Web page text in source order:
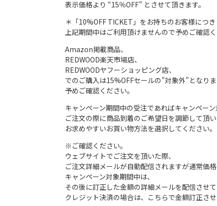
表示価格より “15％OFF” とさせて頂きます。
＊「10%OFF TICKET」をお持ちのお客様につき
上記期間中はご利用頂けませんので予めご確認く
Amazon掲載商品、
REDWOOD楽天市場店、
REDWOODヤフーショッピング店、
でのご購入は15%OFFセールの”対象外”となり
予めご確認ください。
キャンペーン期間中の受注であればキャンペー
ご注文の際に商品到着のご希望日を調節して頂い
お求めやすいお買い物方法を選択してください。
※ご確認ください。
ウェブサイトでご注文を頂いた際、
ご注文詳細メールが自動配信されますが通常価格
キャンペーン対象期間中は、
その後に訂正した金額の詳細メールを配信させて
クレジット決済の場合は、こちらで金額訂正させ